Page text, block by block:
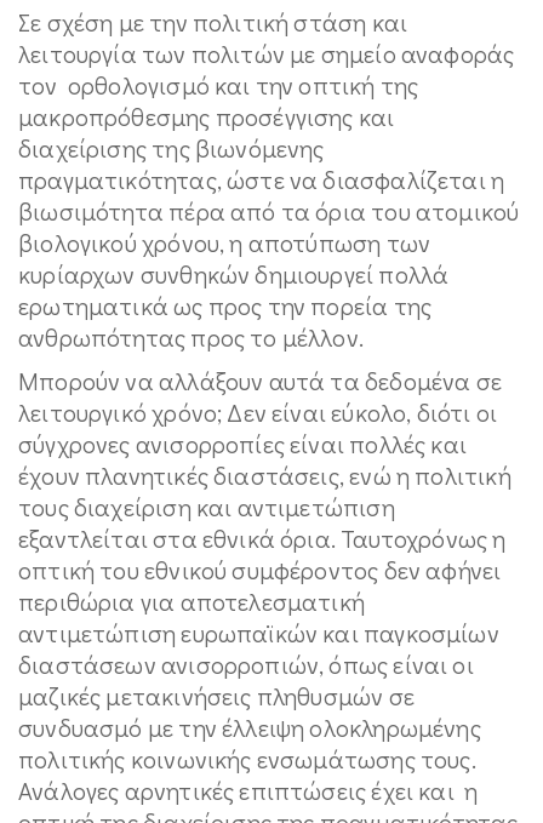
Σε σχέση με την πολιτική στάση και
λειτουργία των πολιτών με σημείο αναφοράς
τον ορθολογισμό και την οπτική της
μακροπρόθεσμης προσέγγισης και
διαχείρισης της βιωνόμενης
πραγματικότητας, ώστε να διασφαλίζεται η
βιωσιμότητα πέρα από τα όρια του ατομικού
βιολογικού χρόνου, η αποτύπωση των
κυρίαρχων συνθηκών δημιουργεί πολλά
ερωτηματικά ως προς την πορεία της
ανθρωπότητας προς το μέλλον.
Μπορούν να αλλάξουν αυτά τα δεδομένα σε
λειτουργικό χρόνο; Δεν είναι εύκολο, διότι οι
σύγχρονες ανισορροπίες είναι πολλές και
έχουν πλανητικές διαστάσεις, ενώ η πολιτική
τους διαχείριση και αντιμετώπιση
εξαντλείται στα εθνικά όρια. Ταυτοχρόνως η
οπτική του εθνικού συμφέροντος δεν αφήνει
περιθώρια για αποτελεσματική
αντιμετώπιση ευρωπαϊκών και παγκοσμίων
διαστάσεων ανισορροπιών, όπως είναι οι
μαζικές μετακινήσεις πληθυσμών σε
συνδυασμό με την έλλειψη ολοκληρωμένης
πολιτικής κοινωνικής ενσωμάτωσης τους.
Ανάλογες αρνητικές επιπτώσεις έχει και η